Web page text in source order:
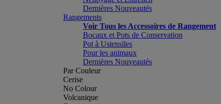
Dernières Nouveautés
Rangements
Voir Tous les Accessoires de Rangement
Bocaux et Pots de Conservation
Pot à Ustensiles
Pour les animaux
Dernières Nouveautés
Par Couleur
Cerise
No Colour
Volcanique